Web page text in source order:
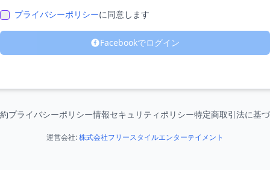
プライバシーポリシーに同意します
Facebookでログイン
プライバシーポリシー情報セキュリティポリシー特定商取引法に基
運営会社:株式会社フリースタイルエンターテイメント